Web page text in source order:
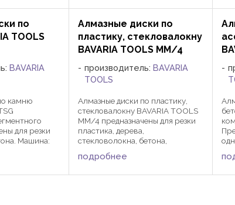
сегментов ...
по
TOOLS
BAVARIA
камню
для резки
Машина:
машина,
станок.
Алмазные диски по
пластику, стекловалокну
BAVARIA TOOLS MM/4
производитель:BAVARIA
TOOLS
Алмазные диски по пластику,
стекловалокну BAVARIA TOOLS
MM/4 предназначены для резки
пластика, дерева,
стекловолокна, бетона,
железобетона, листового
металла. Диаметр Посадка
подробнее